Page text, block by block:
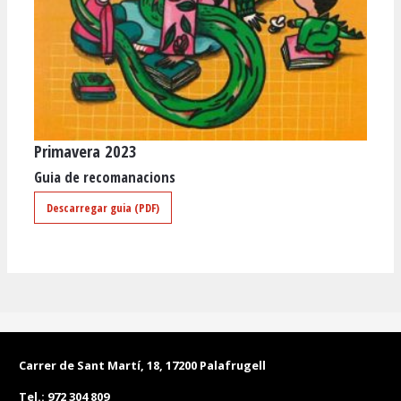
Diapositiva 1 de 1
Primavera 2023
Guia de recomanacions
Descarregar guia (PDF)
Carrer de Sant Martí, 18, 17200 Palafrugell
Tel.: 972 304 809